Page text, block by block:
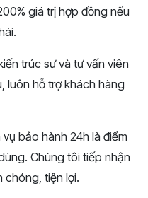
giá trị hợp đồng nếu
trúc sư và tư vấn viên
luôn hỗ trợ khách hàng
vụ bảo hành 24h là điểm
Chúng tôi tiếp nhận
chóng, tiện lợi.